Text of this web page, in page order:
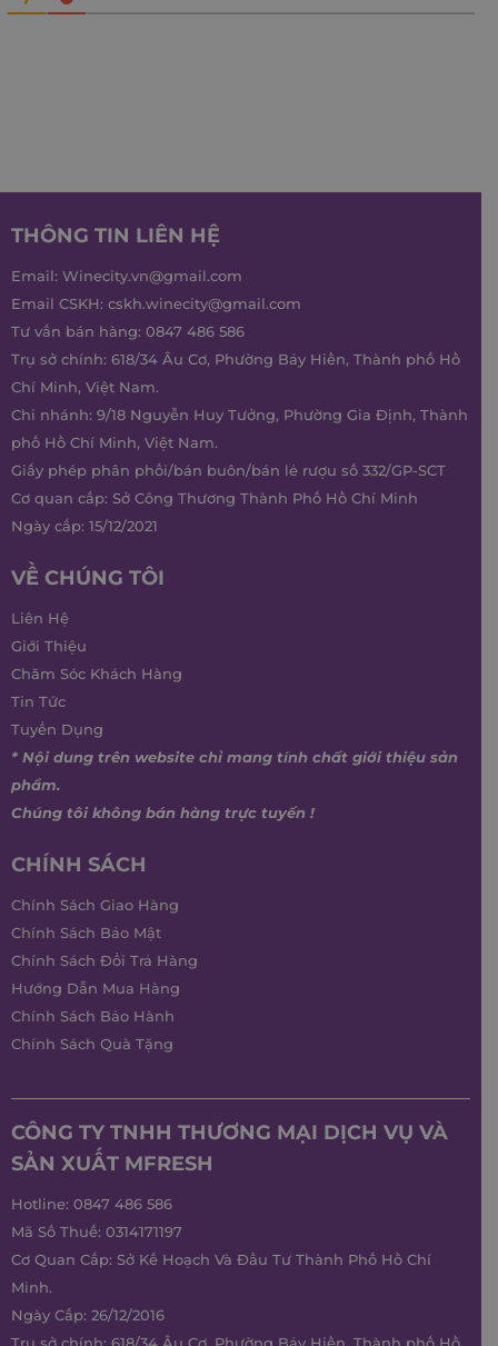
THÔNG TIN LIÊN HỆ
Email: Winecity.vn@gmail.com
Email CSKH: cskh.winecity@gmail.com
Tư vấn bán hàng: 0847 486 586
Trụ sở chính: 618/34 Âu Cơ, Phường Bảy Hiền, Thành phố Hồ
Chí Minh, Việt Nam.
Chi nhánh: 9/18 Nguyễn Huy Tưởng, Phường Gia Định, Thành
phố Hồ Chí Minh, Việt Nam.
Giấy phép phân phối/bán buôn/bán lẻ rượu số 332/GP-SCT
Cơ quan cấp: Sở Công Thương Thành Phố Hồ Chí Minh
Ngày cấp: 15/12/2021
VỀ CHÚNG TÔI
Liên Hệ
Giới Thiệu
Chăm Sóc Khách Hàng
Tin Tức
Tuyển Dụng
* Nội dung trên website chỉ mang tính chất giới thiệu sản
phẩm.
Chúng tôi không bán hàng trực tuyến !
CHÍNH SÁCH
Chính Sách Giao Hàng
Chính Sách Bảo Mật
Chính Sách Đổi Trả Hàng
Hướng Dẫn Mua Hàng
Chính Sách Bảo Hành
Chính Sách Quà Tặng
CÔNG TY TNHH THƯƠNG MẠI DỊCH VỤ VÀ
SẢN XUẤT MFRESH
Hotline: 0847 486 586
Mã Số Thuế: 0314171197
Cơ Quan Cấp: Sở Kế Hoạch Và Đầu Tư Thành Phố Hồ Chí
Minh.
Ngày Cấp: 26/12/2016